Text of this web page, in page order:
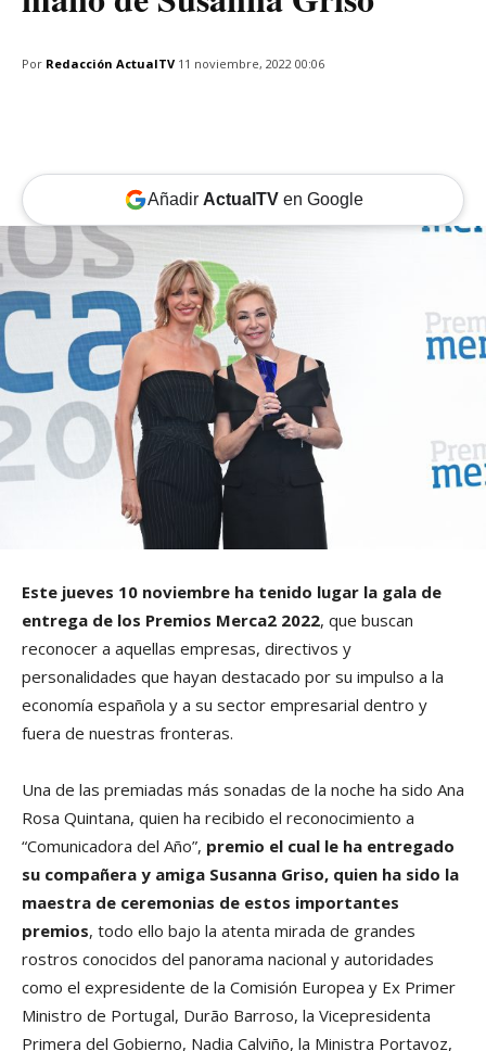
Por Redacción ActualTV 11 noviembre, 2022 00:06
Añadir ActualTVen Google
Este jueves 10 noviembre ha tenido lugar la gala de
entrega de los Premios Merca2 2022, que buscan
reconocer a aquellas empresas, directivos y
personalidades que hayan destacado por su impulso a la
economía española y a su sector empresarial dentro y
fuera de nuestras fronteras.
Una de las premiadas más sonadas de la noche ha sido Ana
Rosa Quintana, quien ha recibido el reconocimiento a
“Comunicadora del Año”, premio el cual le ha entregado
su compañera y amiga Susanna Griso, quien ha sido la
maestra de ceremonias de estos importantes
premios, todo ello bajo la atenta mirada de grandes
rostros conocidos del panorama nacional y autoridades
como el expresidente de la Comisión Europea y Ex Primer
Ministro de Portugal, Durão Barroso, la Vicepresidenta
Primera del Gobierno, Nadia Calviño, la Ministra Portavoz,